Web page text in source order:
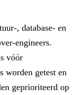
, database- en
engineers.
vóór
worden getest en
geprioriteerd op